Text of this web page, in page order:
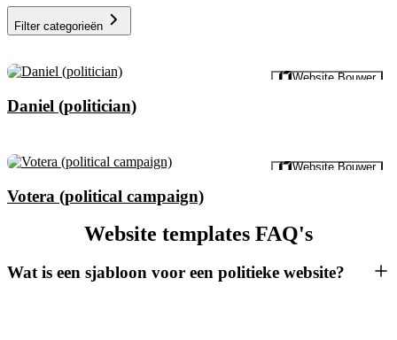
Filter categorieën
Website Bouwer
Daniel (politician)
Website Bouwer
Votera (political campaign)
Website templates FAQ's
Wat is een sjabloon voor een politieke website?